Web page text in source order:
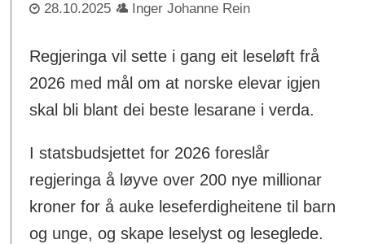
28.10.2025 Inger Johanne Rein
Regjeringa vil sette i gang eit leseløft frå
2026 med mål om at norske elevar igjen
skal bli blant dei beste lesarane i verda.
I statsbudsjettet for 2026 foreslår
regjeringa å løyve over 200 nye millionar
kroner for å auke leseferdigheitene til barn
og unge, og skape leselyst og leseglede.